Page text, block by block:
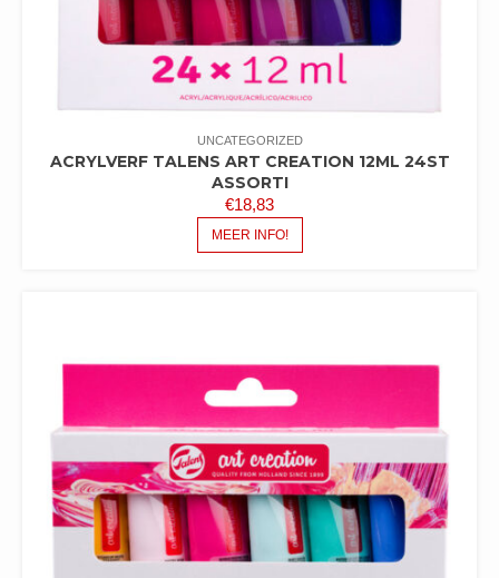
UNCATEGORIZED
ACRYLVERF TALENS ART CREATION 12ML 24ST
ASSORTI
€18,83
MEER INFO!